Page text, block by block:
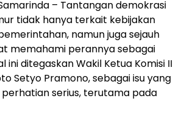
– Tantangan demokrasi
tidak hanya terkait kebijakan
namun juga sejauh
memahami perannya sebagai
ini ditegaskan Wakil Ketua Komisi II
Setyo Pramono, sebagai isu yang
serius, terutama pada